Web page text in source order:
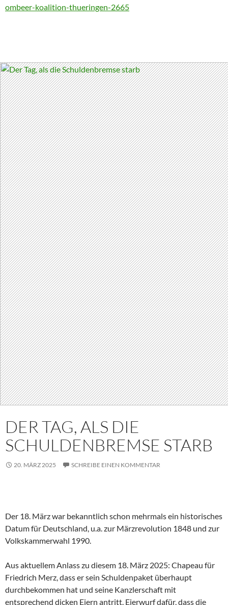
ombeer-koalition-thueringen-2665
DER TAG, ALS DIE
SCHULDENBREMSE STARB
20. MÄRZ 2025 SCHREIBE EINEN KOMMENTAR
Der 18. März war bekanntlich schon mehrmals ein historisches
Datum für Deutschland, u.a. zur Märzrevolution 1848 und zur
Volkskammerwahl 1990.
Aus aktuellem Anlass zu diesem 18. März 2025: Chapeau für
Friedrich Merz, dass er sein Schuldenpaket überhaupt
durchbekommen hat und seine Kanzlerschaft mit
entsprechend dicken Eiern antritt. Eierwurf dafür, dass die